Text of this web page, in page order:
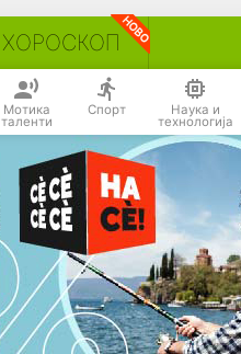
ХОРОСКОП
Мотика
таленти
Спорт Наука и
технологија